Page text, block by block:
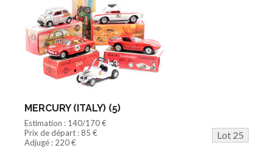
MERCURY (ITALY) (5)
Estimation : 140/170 €
Prix de départ : 85 €
Lot 25
Adjugé : 220 €